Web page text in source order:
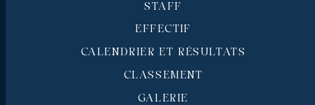
STAFF
EFFECTIF
CALENDRIER ET RÉSULTATS
CLASSEMENT
GALERIE